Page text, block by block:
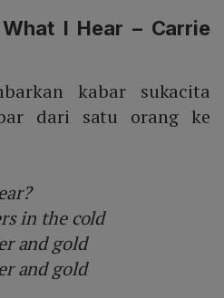
I Hear – Carrie
kabar sukacita
dari satu orang ke
in the cold
and gold
and gold